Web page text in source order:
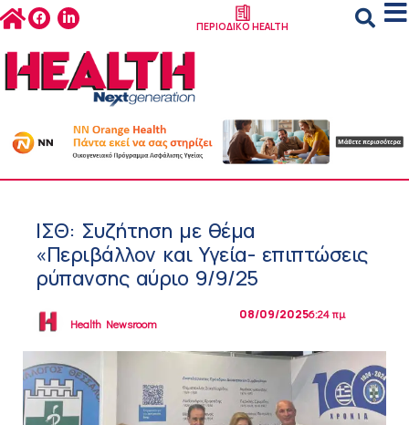
ΠΕΡΙΟΔΙΚΟ HEALTH
ΙΣΘ: Συζήτηση με θέμα
«Περιβάλλον και Υγεία- επιπτώσεις
ρύπανσης αύριο 9/9/25
Health Newsroom
08/09/20256:24 πμ